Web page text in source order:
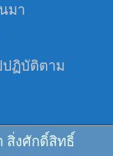
มา
ปฏิบัติตาม
สิ่งศักดิ์สิทธิ์